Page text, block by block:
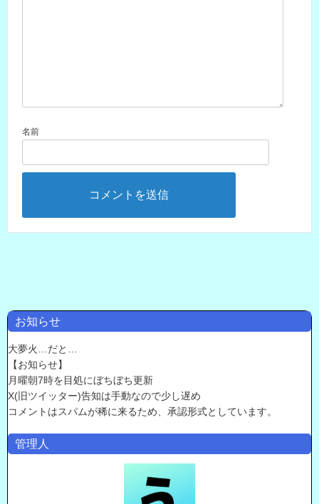
名前
お知らせ
大夢火…だと…
【お知らせ】
月曜朝7時を目処にぼちぼち更新
X(旧ツイッター)告知は手動なので少し遅め
コメントはスパムが稀に来るため、承認形式としています。
管理人